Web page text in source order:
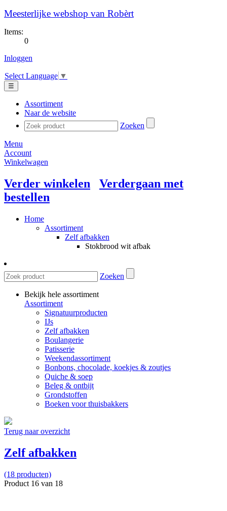
Meesterlijke webshop van Robèrt
Items:
0
Inloggen
Select Language ▼
☰
Assortiment
Naar de website
Zoeken
Menu
Account
Winkelwagen
Verder winkelen
Verdergaan met
bestellen
Home
Assortiment
Zelf afbakken
Stokbrood wit afbak
Zoeken
Bekijk hele assortiment
Assortiment
Signatuurproducten
IJs
Zelf afbakken
Boulangerie
Patisserie
Weekendassortiment
Bonbons, chocolade, koekjes & zoutjes
Quiche & soep
Beleg & ontbijt
Grondstoffen
Boeken voor thuisbakkers
Terug naar overzicht
Zelf afbakken
(18 producten)
Product 16 van 18